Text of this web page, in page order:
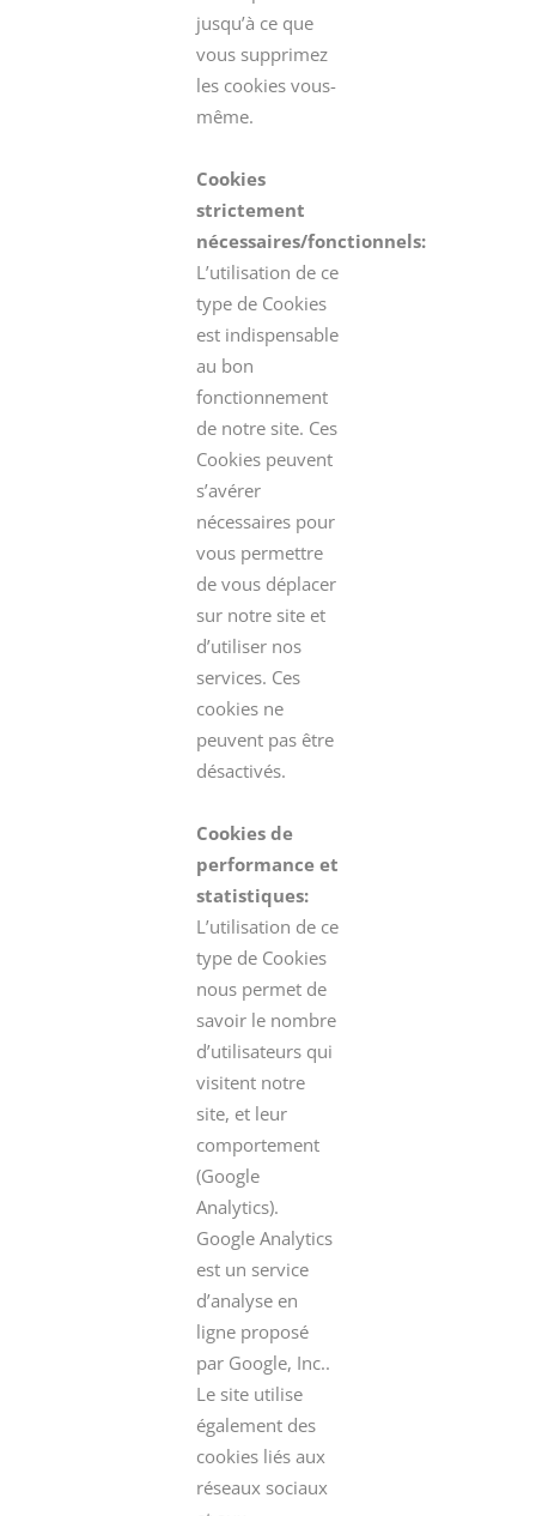
jusqu’à ce que
vous supprimez
les cookies vous-
même.
Cookies
strictement
nécessaires/fonctionnels:
L’utilisation de ce
type de Cookies
est indispensable
au bon
fonctionnement
de notre site. Ces
Cookies peuvent
s’avérer
nécessaires pour
vous permettre
de vous déplacer
sur notre site et
d’utiliser nos
services. Ces
cookies ne
peuvent pas être
désactivés.
Cookies de
performance et
statistiques:
L’utilisation de ce
type de Cookies
nous permet de
savoir le nombre
d’utilisateurs qui
visitent notre
site, et leur
comportement
(Google
Analytics).
Google Analytics
est un service
d’analyse en
ligne proposé
par Google, Inc..
Le site utilise
également des
cookies liés aux
réseaux sociaux